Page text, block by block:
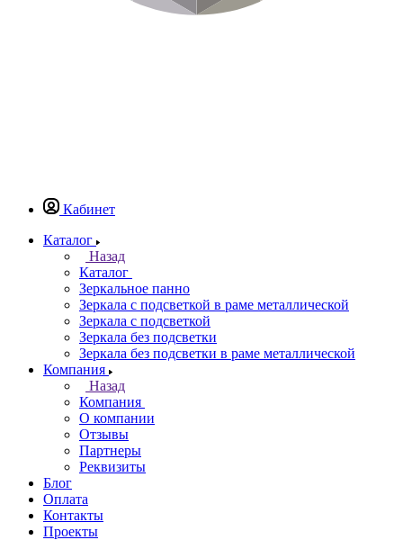
Кабинет
Каталог
Назад
Каталог
Зеркальное панно
Зеркала с подсветкой в раме металлической
Зеркала с подсветкой
Зеркала без подсветки
Зеркала без подсветки в раме металлической
Компания
Назад
Компания
О компании
Отзывы
Партнеры
Реквизиты
Блог
Оплата
Контакты
Проекты